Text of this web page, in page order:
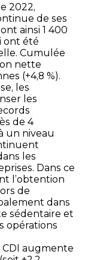
2022,
de ses
ainsi 1 400
ont été
Cumulée
nette
(+4,8 %).
les
les
de 4
un niveau
les
Dans ce
l’obtention
de
dans
sédentaire et
opérations
CDI augmente